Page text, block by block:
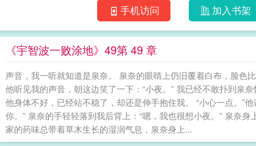
文笔作品，用于练习各种描写，
间线混乱，所以时间线作者都是连
于作者来说莫名其妙的剧情，都会
女主是兄控7、女主不是完美女主
一败涂地有几关 是谁的乌鸦
手机访问 加入书架
《宇智波一败涂地》49第 49 章
声音，我一听就知道是泉奈。 泉奈的眼睛上仍旧覆着白布，脸色
他听见我的声音，朝这边笑了一下：“小夜。” 我已经不敢扑到泉
他身体不好，已经站不稳了，却还是伸手抱住我。 “小心一点。”
你。” 泉奈的手轻轻落到我后背上：“嗯，我也很想小夜。” 泉奈
家的药味总带着草木生长的湿润气息，泉奈身上...